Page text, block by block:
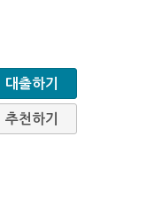
대출하기
추천하기